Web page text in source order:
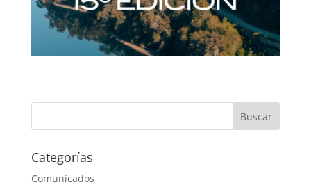
Categorías
Comunicados